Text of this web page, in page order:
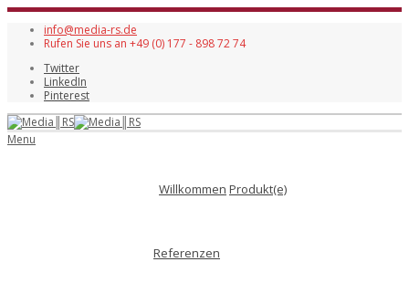
info@media-rs.de
Rufen Sie uns an +49 (0) 177 - 898 72 74
Twitter
LinkedIn
Pinterest
Menu
Willkommen Produkt(e)
Referenzen